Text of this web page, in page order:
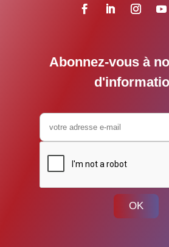
Abonnez-vous à
OK